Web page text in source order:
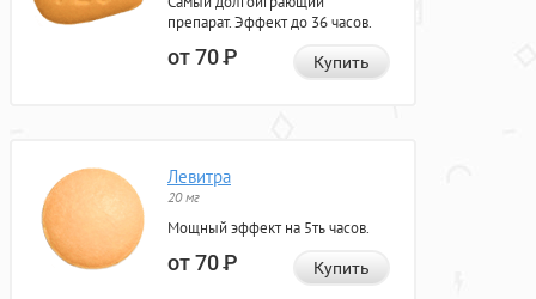
препарат. Эффект до 36 часов.
от 70Р Купить
Левитра
20 мг
Мощный эффект на 5ть часов.
от 70Р Купить